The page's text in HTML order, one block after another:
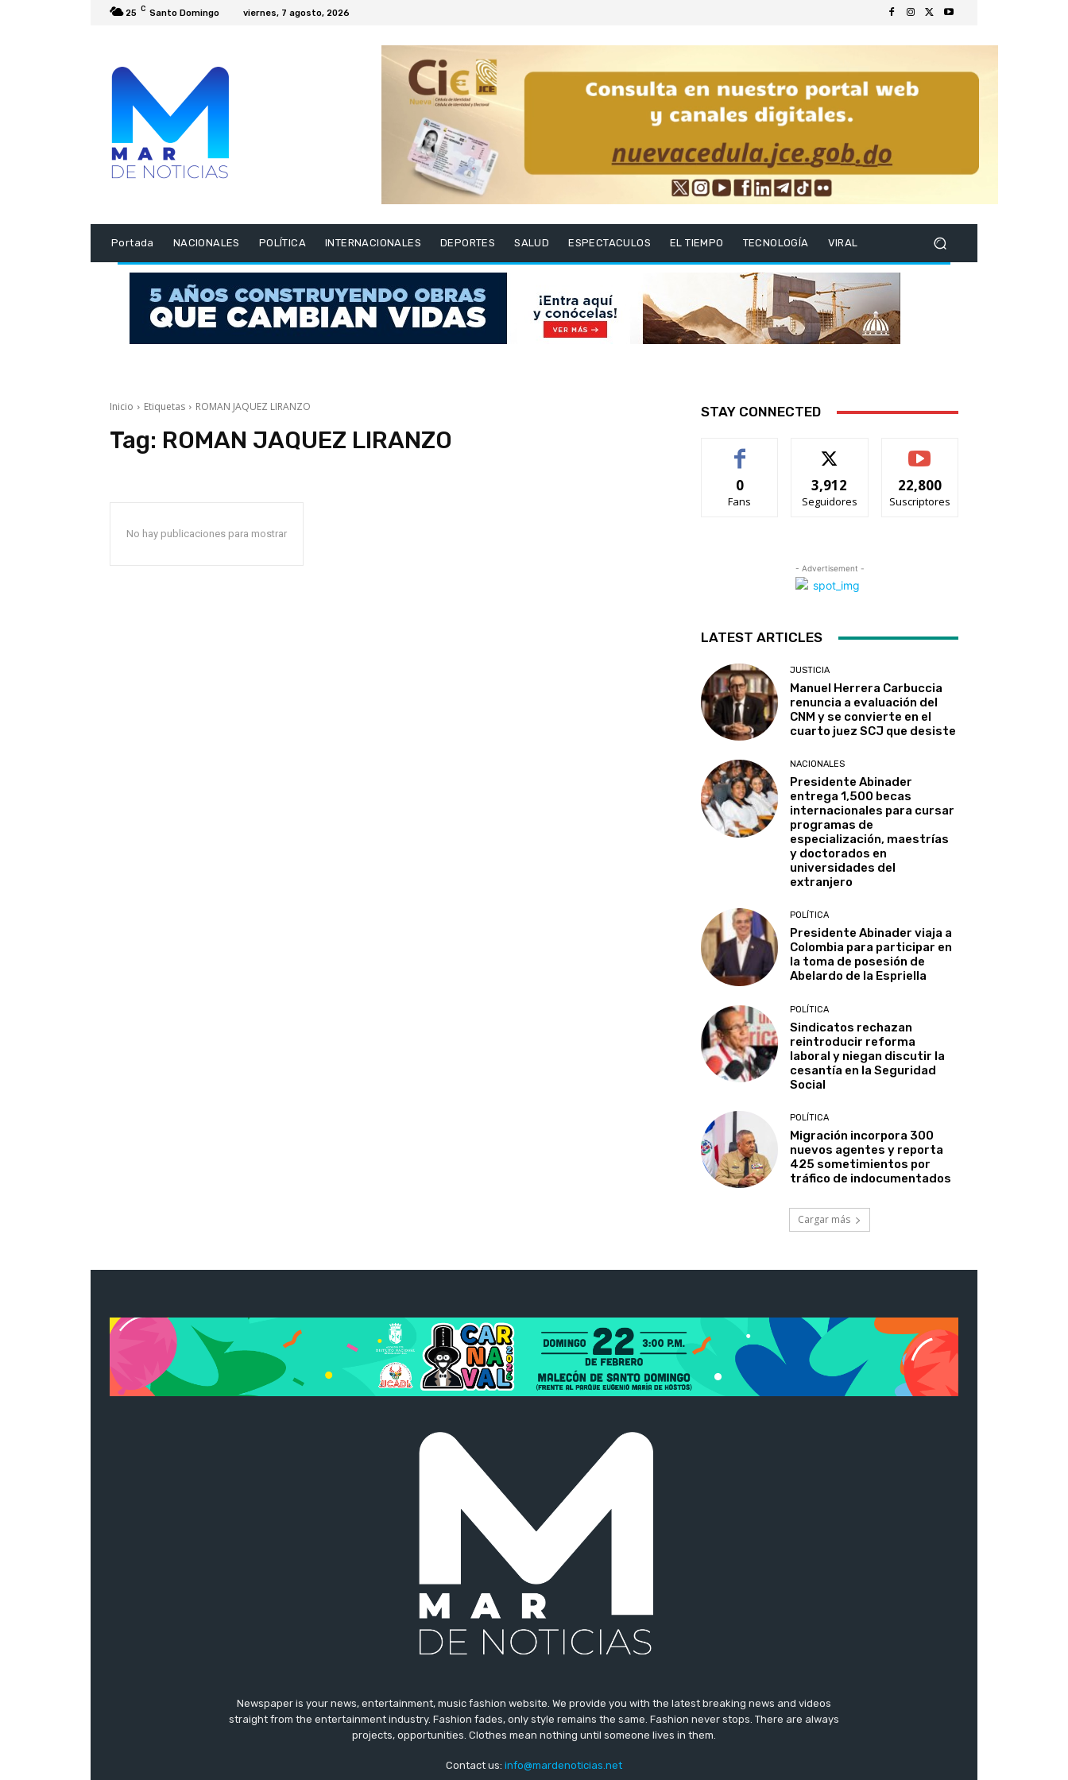
25 C Santo Domingo viernes, 7 agosto, 2026
Portada NACIONALES POLÍTICA INTERNACIONALES DEPORTES SALUD ESPECTACULOS EL TIEMPO TECNOLOGÍA VIRAL
Inicio Etiquetas ROMAN JAQUEZ LIRANZO
Tag: ROMAN JAQUEZ LIRANZO
No hay publicaciones para mostrar
STAY CONNECTED
0
Fans
3,912
Seguidores
22,800
Suscriptores
- Advertisement -
LATEST ARTICLES
JUSTICIA
Manuel Herrera Carbuccia
renuncia a evaluación del
CNM y se convierte en el
cuarto juez SCJ que desiste
NACIONALES
Presidente Abinader
entrega 1,500 becas
internacionales para cursar
programas de
especialización, maestrías
y doctorados en
universidades del
extranjero
POLÍTICA
Presidente Abinader viaja a
Colombia para participar en
la toma de posesión de
Abelardo de la Espriella
POLÍTICA
Sindicatos rechazan
reintroducir reforma
laboral y niegan discutir la
cesantía en la Seguridad
Social
POLÍTICA
Migración incorpora 300
nuevos agentes y reporta
425 sometimientos por
tráfico de indocumentados
Cargar más
Newspaper is your news, entertainment, music fashion website. We provide you with the latest breaking news and videos
straight from the entertainment industry. Fashion fades, only style remains the same. Fashion never stops. There are always
projects, opportunities. Clothes mean nothing until someone lives in them.
Contact us: info@mardenoticias.net